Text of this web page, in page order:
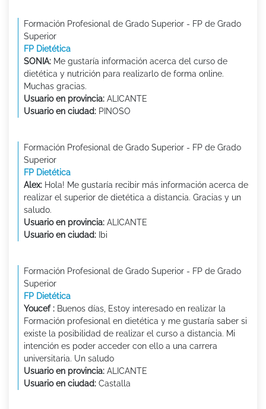
Formación Profesional de Grado Superior - FP de Grado
Superior
FP Dietética
SONIA: Me gustaría información acerca del curso de
dietética y nutrición para realizarlo de forma online.
Muchas gracias.
Usuario en provincia: ALICANTE
Usuario en ciudad: PINOSO
Formación Profesional de Grado Superior - FP de Grado
Superior
FP Dietética
Alex: Hola! Me gustaría recibir más información acerca de
realizar el superior de dietética a distancia. Gracias y un
saludo.
Usuario en provincia: ALICANTE
Usuario en ciudad: Ibi
Formación Profesional de Grado Superior - FP de Grado
Superior
FP Dietética
Youcef : Buenos días, Estoy interesado en realizar la
Formación profesional en dietética y me gustaría saber si
existe la posibilidad de realizar el curso a distancia. Mi
intención es poder acceder con ello a una carrera
universitaria. Un saludo
Usuario en provincia: ALICANTE
Usuario en ciudad: Castalla